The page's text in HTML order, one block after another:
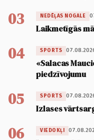
03 NEDĒĻAS NOGALE
Laikmetīgās
04 SPORTS
«Salacas
piedzīvojumu
05 SPORTS
Izlases
06 VIEDOKĻI